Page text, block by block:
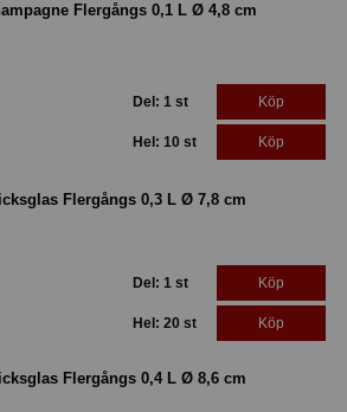
Flergångs 0,1 L Ø 4,8 cm
Del: 1 st Köp
Hel: 10 st Köp
Flergångs 0,3 L Ø 7,8 cm
Del: 1 st Köp
Hel: 20 st Köp
Flergångs 0,4 L Ø 8,6 cm